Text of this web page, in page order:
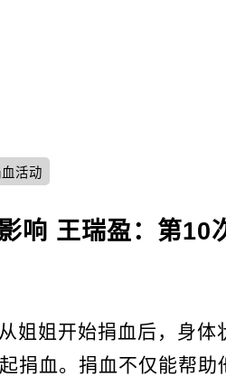
活动
响 王瑞盈：第10
姐姐开始捐血后，身
捐血。捐血不仅能帮助